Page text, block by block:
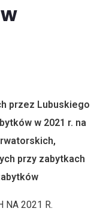
przez Lubuskiego
w 2021 r. na
przy zabytkach
NA 2021 R.